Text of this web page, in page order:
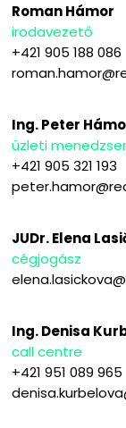
Roman Hámor
irodavezető
+421 905 188 086
Ing. Peter
üzleti menedzser
+421 905 321 193
JUDr. Elena
cégjogász
Ing. Denisa
call centre
+421 951 089 965